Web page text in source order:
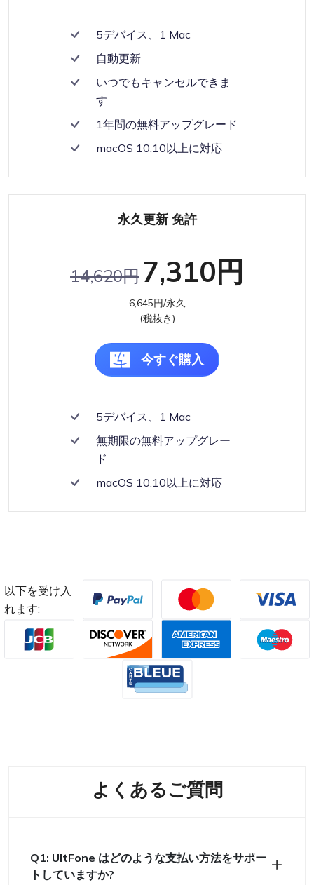
5デバイス、1 Mac
自動更新
いつでもキャンセルできま
す
1年間の無料アップグレード
macOS 10.10以上に対応
永久更新 免許
14,620円 7,310円
6,645円/永久
(税抜き)
今すぐ購入
5デバイス、1 Mac
無期限の無料アップグレー
ド
macOS 10.10以上に対応
以下を受け入
れます:
よくあるご質問
Q1: UltFone はどのような支払い方法をサポー
トしていますか?